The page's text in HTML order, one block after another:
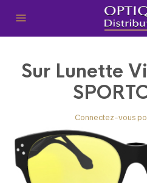
Sur Lunette
Connectez-vous